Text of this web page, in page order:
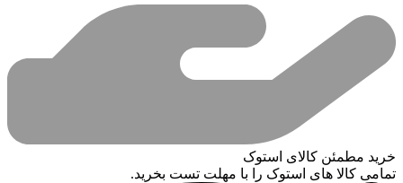
خرید مطمئن کالای استوک
تمامی کالا های استوک را با مهلت تست بخرید.